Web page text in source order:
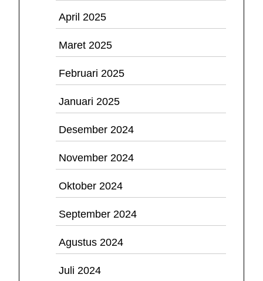
April 2025
Maret 2025
Februari 2025
Januari 2025
Desember 2024
November 2024
Oktober 2024
September 2024
Agustus 2024
Juli 2024